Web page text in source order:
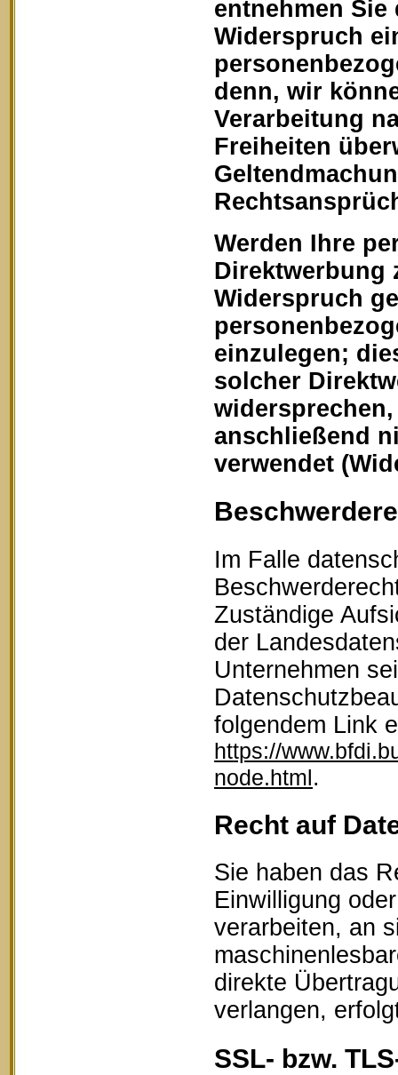
entnehmen
Widerspruch
denn, wir
Verarbeitung
Freiheiten
Werden Ihre
Direktwerbung
Widerspruch
einzulegen;
solcher
anschließend
verwendet
Im Falle
Zuständige
der
Unternehmen
folgendem Link
https://
node.html.
Recht auf
Sie haben das
Einwilligung
verarbeiten, an
direkte
verlangen,
SSL- bzw.